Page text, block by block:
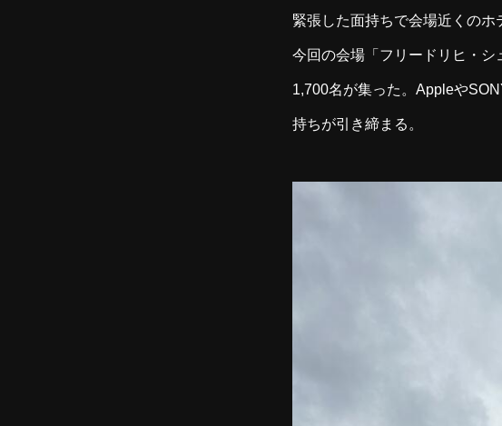
緊張した面持ちで会場近くの
今回の会場「フリードリヒ・
1,700名が集った。Appleや
持ちが引き締まる。